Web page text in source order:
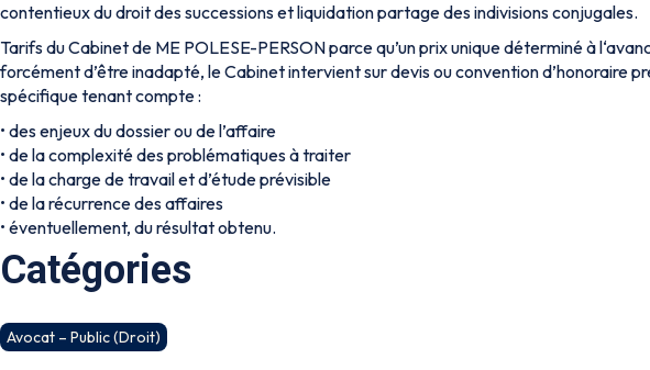
contentieux du droit des successions et liquidation partage des indivisions conjugales.
Tarifs du Cabinet de ME POLESE-PERSON parce qu’un prix unique déterminé à
forcément d’être inadapté, le Cabinet intervient sur devis ou convention d’honoraire
spécifique tenant compte :
• des enjeux du dossier ou de l’affaire
• de la complexité des problématiques à traiter
• de la charge de travail et d’étude prévisible
• de la récurrence des affaires
• éventuellement, du résultat obtenu.
Catégories
Avocat – Public (Droit)